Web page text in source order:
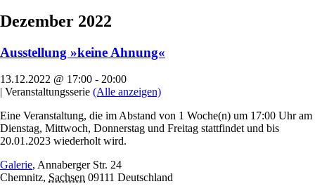
Dezember 2022
Ausstellung »keine Ahnung«
13.12.2022 @ 17:00 - 20:00
| Veranstaltungsserie (Alle anzeigen)
Eine Veranstaltung, die im Abstand von 1 Woche(n) um 17:00 Uhr am
Dienstag, Mittwoch, Donnerstag und Freitag stattfindet und bis
20.01.2023 wiederholt wird.
Galerie, Annaberger Str. 24
Chemnitz, Sachsen 09111 Deutschland